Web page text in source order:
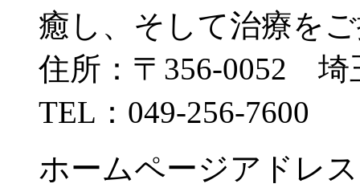
癒し、そして治療を
住所：〒356-0052 埼
TEL：049-256-7600
ホームページアドレ